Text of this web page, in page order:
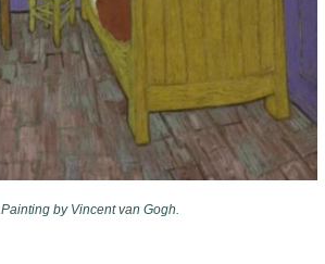
Painting by Vincent van Gogh.